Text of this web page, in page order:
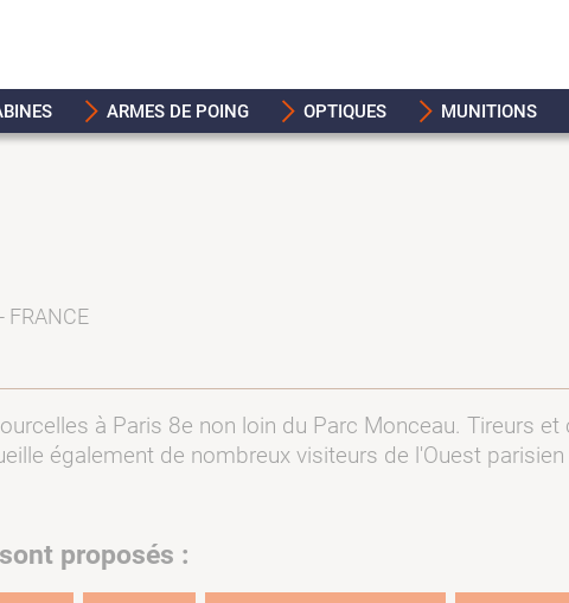
ARMES DE POING OPTIQUES MUNITIONS
FRANCE
à Paris 8e non loin du Parc Monceau. Tireurs
également de nombreux visiteurs de l'Ouest parisien
proposés :